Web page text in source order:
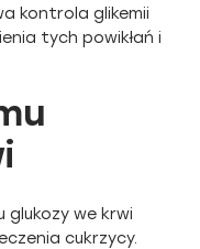
kontrola glikemii
tych powikłań i
glukozy we krwi
cukrzycy.